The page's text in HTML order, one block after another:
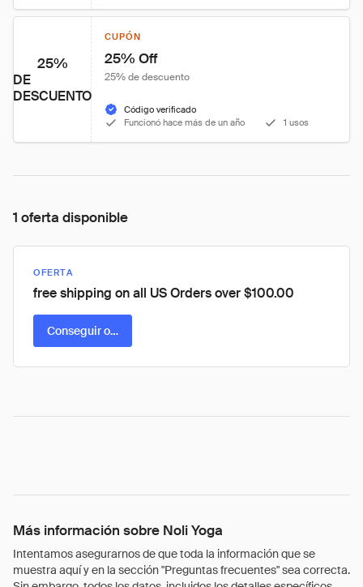
25%
DE
DESCUENTO
CUPÓN
25% Off
25% de descuento
Código verificado
Funcionó hace más de un año
1 usos
1 oferta disponible
OFERTA
free shipping on all US Orders over $100.00
Conseguir oferta
Más información sobre Noli Yoga
Intentamos asegurarnos de que toda la información que se
muestra aquí y en la sección "Preguntas frecuentes" sea correcta.